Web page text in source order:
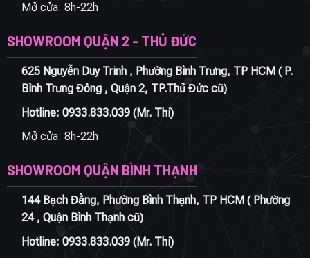
Mở cửa: 8h-22h
SHOWROOM QUẬN 2 - THỦ ĐỨC
625 Nguyễn Duy Trinh , Phường Bình Trưng, TP HCM ( P.
Bình Trưng Đông , Quận 2, TP.Thủ Đức cũ)
Hotline: 0933.833.039(Mr. Thi)
Mở cửa: 8h-22h
SHOWROOM QUẬN BÌNH THẠNH
144 Bạch Đằng, Phường Bình Thạnh, TP HCM ( Phường
24 , Quận Bình Thạnh cũ)
Hotline: 0933.833.039(Mr. Thi)